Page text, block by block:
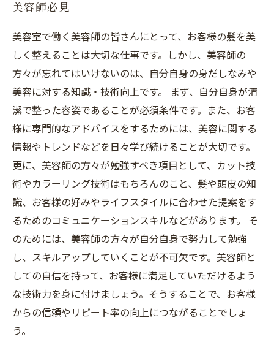
美容師必見
美容室で働く美容師の皆さんにとって、お客様の髪を美
しく整えることは大切な仕事です。しかし、美容師の
方々が忘れてはいけないのは、自分自身の身だしなみや
美容に対する知識・技術向上です。 まず、自分自身が清
潔で整った容姿であることが必須条件です。また、お客
様に専門的なアドバイスをするためには、美容に関する
情報やトレンドなどを日々学び続けることが大切です。
更に、美容師の方々が勉強すべき項目として、カット技
術やカラーリング技術はもちろんのこと、髪や頭皮の知
識、お客様の好みやライフスタイルに合わせた提案をす
るためのコミュニケーションスキルなどがあります。 そ
のためには、美容師の方々が自分自身で努力して勉強
し、スキルアップしていくことが不可欠です。美容師と
しての自信を持って、お客様に満足していただけるよう
な技術力を身に付けましょう。そうすることで、お客様
からの信頼やリピート率の向上につながることでしょ
う。